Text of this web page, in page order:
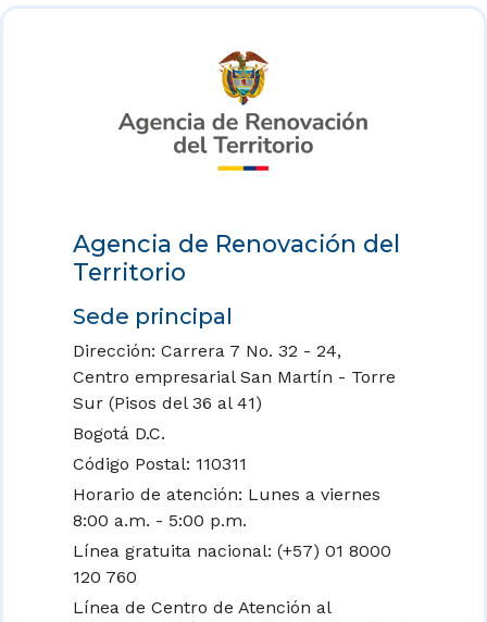
Agencia de Renovación del
Territorio
Sede principal
Dirección: Carrera 7 No. 32 - 24,
Centro empresarial San Martín - Torre
Sur (Pisos del 36 al 41)
Bogotá D.C.
Código Postal: 110311
Horario de atención: Lunes a viernes
8:00 a.m. - 5:00 p.m.
Línea gratuita nacional: (+57) 01 8000
120 760
Línea de Centro de Atención al